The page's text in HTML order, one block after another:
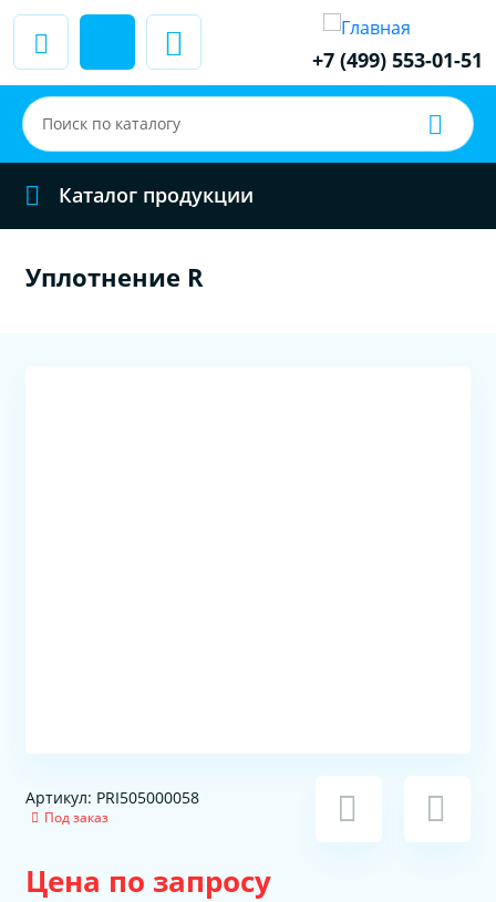
+7 (499) 553-01-51
Каталог продукции
Уплотнение R
Артикул: PRI505000058
Под заказ
Цена по запросу